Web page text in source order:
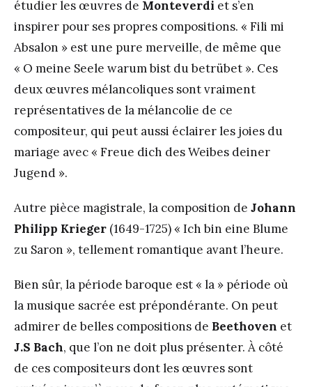
étudier les œuvres de Monteverdi et s’en
inspirer pour ses propres compositions. « Fili mi
Absalon » est une pure merveille, de même que
« O meine Seele warum bist du betrübet ». Ces
deux œuvres mélancoliques sont vraiment
représentatives de la mélancolie de ce
compositeur, qui peut aussi éclairer les joies du
mariage avec « Freue dich des Weibes deiner
Jugend ».
Autre pièce magistrale, la composition de Johann
Philipp Krieger (1649-1725) « Ich bin eine Blume
zu Saron », tellement romantique avant l’heure.
Bien sûr, la période baroque est « la » période où
la musique sacrée est prépondérante. On peut
admirer de belles compositions de Beethoven et
J.S Bach, que l’on ne doit plus présenter. À côté
de ces compositeurs dont les œuvres sont